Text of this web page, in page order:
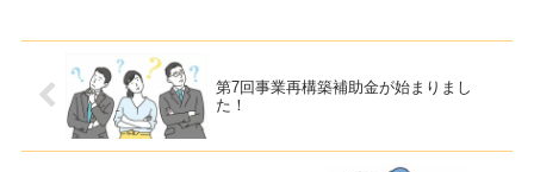
第7回事業再構築補助金が始まりまし
た！